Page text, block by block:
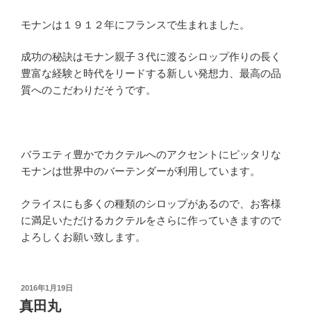
モナンは１９１２年にフランスで生まれました。
成功の秘訣はモナン親子３代に渡るシロップ作りの長く
豊富な経験と時代をリードする新しい発想力、最高の品
質へのこだわりだそうです。
バラエティ豊かでカクテルへのアクセントにピッタリな
モナンは世界中のバーテンダーが利用しています。
クライスにも多くの種類のシロップがあるので、お客様
に満足いただけるカクテルをさらに作っていきますので
よろしくお願い致します。
投
稿
日:
2016年1月19日
真田丸